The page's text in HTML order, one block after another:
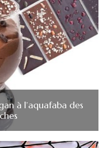
à l’aquafaba des